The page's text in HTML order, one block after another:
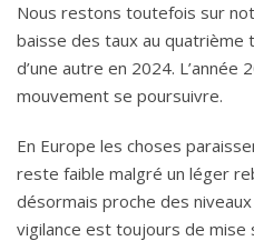
Nous restons toutefois sur
baisse des taux au
d’une autre en 2024. L’année
mouvement se poursuivre.
En Europe les choses
reste faible malgré un léger
désormais proche des
vigilance est toujours de mise